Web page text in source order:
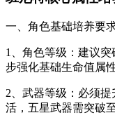
一、角色基础培养要
1、角色等级：建议
步强化基础生命值属性
2、武器等级：必须
活，五星武器需突破